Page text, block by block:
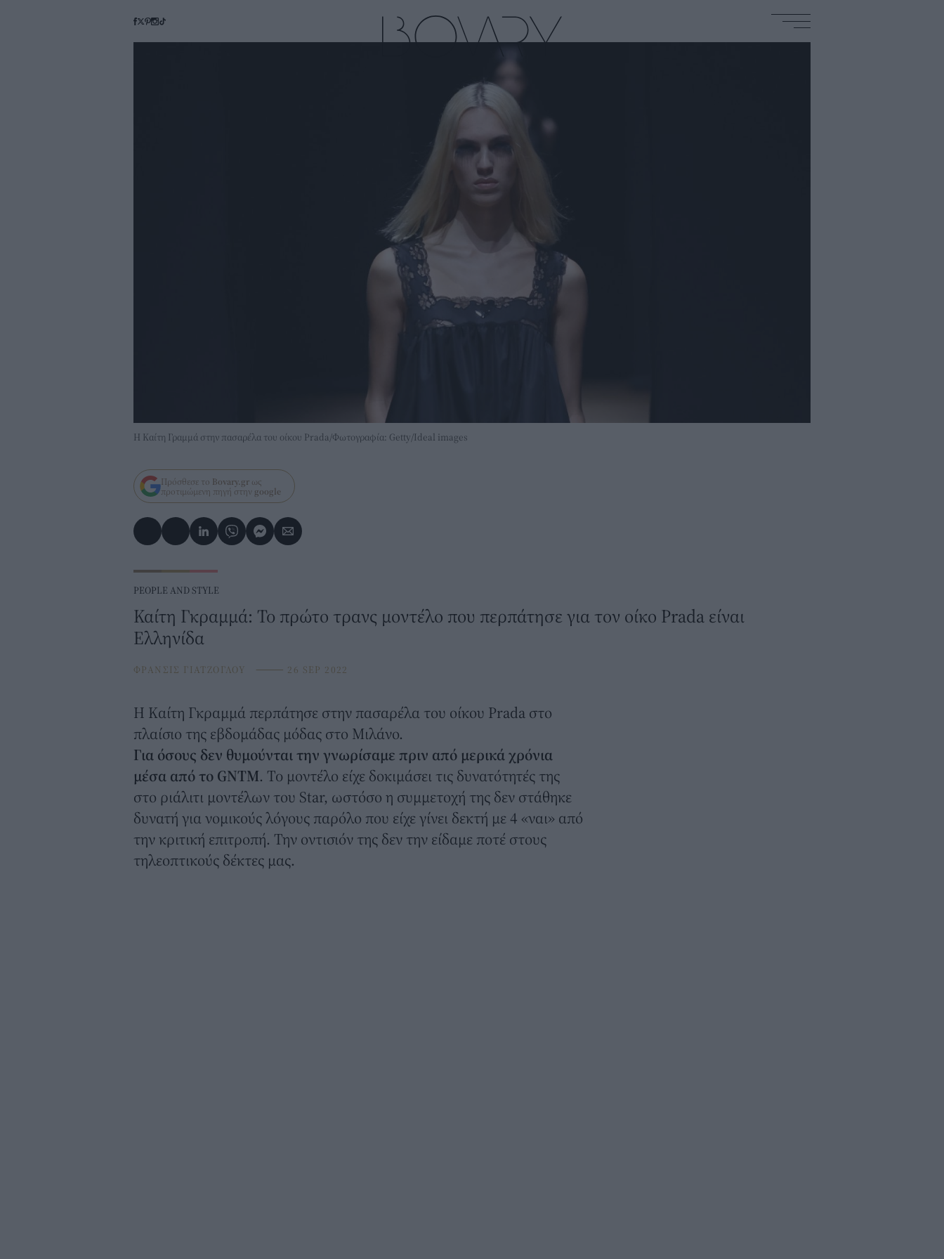
H Καίτη Γραμμά στην πασαρέλα του oίκου Prada/Φωτογραφία: Getty/Ideal images
Πρόσθεσε το Bovary.gr ως
προτιμώμενη πηγή στην google
PEOPLE AND STYLE
Καίτη Γκραμμά: To πρώτο τρανς μοντέλο που περπάτησε για τον οίκο Prada είναι
Ελληνίδα
ΦΡΑΝΣΙΣ ΓΙΑΤΖΟΓΛΟΥ ⸻ 26 SEP 2022
Η Καίτη Γκραμμά περπάτησε στην πασαρέλα του οίκου Prada στο
πλαίσιο της εβδομάδας μόδας στο Μιλάνο.
Για όσους δεν θυμούνται την γνωρίσαμε πριν από μερικά χρόνια
μέσα από το GNTM. To μοντέλο είχε δοκιμάσει τις δυνατότητές της
στο ριάλιτι μοντέλων του Star, ωστόσο η συμμετοχή της δεν στάθηκε
δυνατή για νομικούς λόγους παρόλο που είχε γίνει δεκτή με 4 «ναι» από
την κριτική επιτροπή. Την οντισιόν της δεν την είδαμε ποτέ στους
τηλεοπτικούς δέκτες μας.